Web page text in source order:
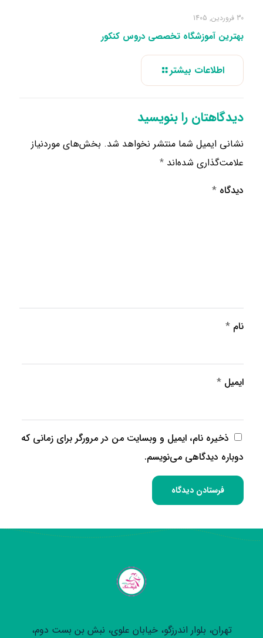
30 فروردین, 1405
بهترین آموزشگاه تخصصی دروس کنکور
اطلاعات بیشتر
دیدگاهتان را بنویسید
نشانی ایمیل شما منتشر نخواهد شد. بخش‌های موردنیاز
علامت‌گذاری شده‌اند *
دیدگاه *
نام *
ایمیل *
ذخیره نام، ایمیل و وبسایت من در مرورگر برای زمانی که
دوباره دیدگاهی می‌نویسم.
تهران، بلوار اندرزگو، خیابان علوی، نبش بن بست دوم،